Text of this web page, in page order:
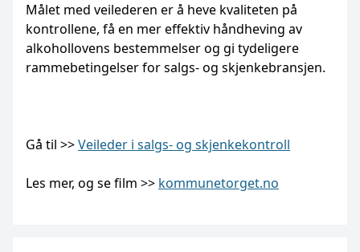
Målet med veilederen er å heve kvaliteten på
kontrollene, få en mer effektiv håndheving av
alkohollovens bestemmelser og gi tydeligere
rammebetingelser for salgs- og skjenkebransjen.
Gå til >>Veileder i salgs- og skjenkekontroll
Les mer, og se film >> kommunetorget.no